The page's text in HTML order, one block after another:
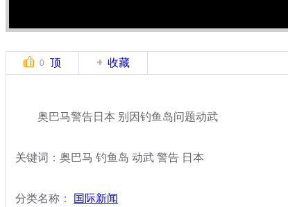
0 顶 收藏
奥巴马警告日本 别因钓鱼岛问题动武
关键词：奥巴马 钓鱼岛 动武 警告 日本
分类名称： 国际新闻